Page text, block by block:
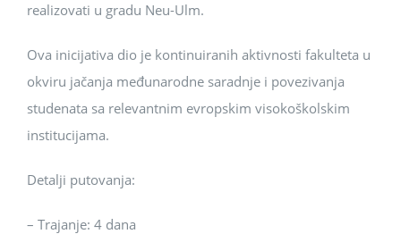
realizovati u gradu Neu-Ulm.
Ova inicijativa dio je kontinuiranih aktivnosti fakulteta u
okviru jačanja međunarodne saradnje i povezivanja
studenata sa relevantnim evropskim visokoškolskim
institucijama.
Detalji putovanja:
– Trajanje: 4 dana